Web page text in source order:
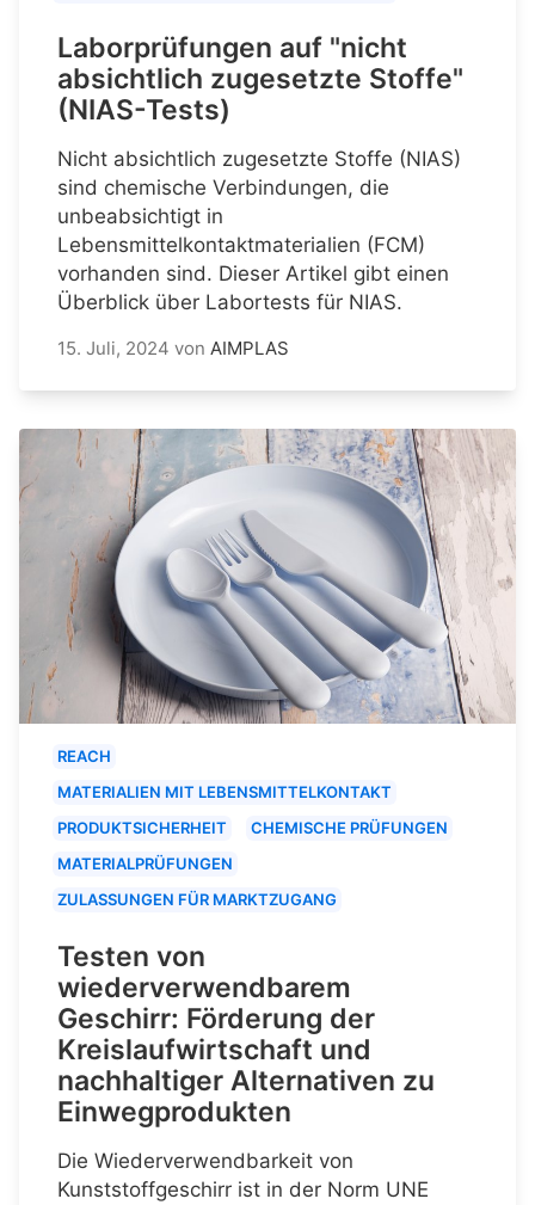
Laborprüfungen auf "nicht
absichtlich zugesetzte Stoffe"
(NIAS-Tests)
Nicht absichtlich zugesetzte Stoffe (NIAS)
sind chemische Verbindungen, die
unbeabsichtigt in
Lebensmittelkontaktmaterialien (FCM)
vorhanden sind. Dieser Artikel gibt einen
Überblick über Labortests für NIAS.
15. Juli, 2024 von AIMPLAS
REACH
MATERIALIEN MIT LEBENSMITTELKONTAKT
PRODUKTSICHERHEIT
CHEMISCHE PRÜFUNGEN
MATERIALPRÜFUNGEN
ZULASSUNGEN FÜR MARKTZUGANG
Testen von
wiederverwendbarem
Geschirr: Förderung der
Kreislaufwirtschaft und
nachhaltiger Alternativen zu
Einwegprodukten
Die Wiederverwendbarkeit von
Kunststoffgeschirr ist in der Norm UNE